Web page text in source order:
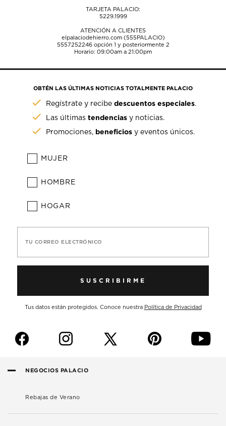
TARJETA PALACIO:
5229.1999
ATENCIÓN A CLIENTES
elpalaciodehierro.com (555PALACIO)
5557252246opción 1 y posteriormente 2
Horario: 09:00am a 21:00pm
OBTÉN LAS ÚLTIMAS NOTICIAS TOTALMENTE PALACIO
Regístrate y recibedescuentos especiales.
Las últimastendencias y noticias.
Promociones, beneficios y eventos únicos.
MUJER
HOMBRE
HOGAR
TU CORREO ELECTRÓNICO
SUSCRIBIRME
Tus datos están protegidos. Conoce nuestra Política de Privacidad
f i p y
NEGOCIOS PALACIO
Rebajas de Verano